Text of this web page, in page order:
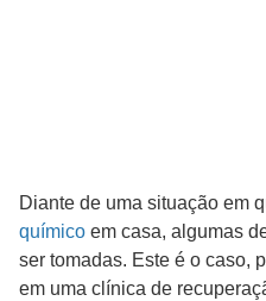
Diante de uma situação em
químico em casa, algumas
ser tomadas. Este é o caso,
em uma clínica de